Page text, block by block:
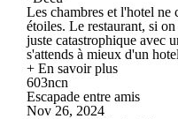
Les chambres et l'hotel ne
étoiles. Le restaurant, si
juste catastrophique avec
s'attends à mieux d'un
+ En savoir plus
603ncn
Escapade entre amis
Nov 26, 2024